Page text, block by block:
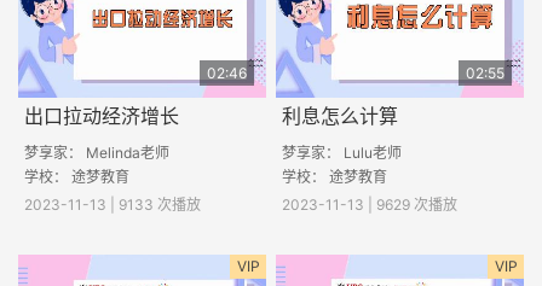
02:46
出口拉动经济增长
梦享家： Melinda老师
学校： 途梦教育
2023-11-13 | 9133 次播放
02:55
利息怎么计算
梦享家： Lulu老师
学校： 途梦教育
2023-11-13 | 9629 次播放
VIP VIP